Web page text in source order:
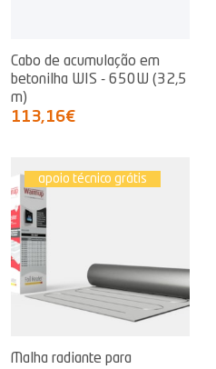
Cabo de acumulação em
betonilha WIS - 650W (32,5
m)
113,16€
apoio técnico grátis
Malha radiante para